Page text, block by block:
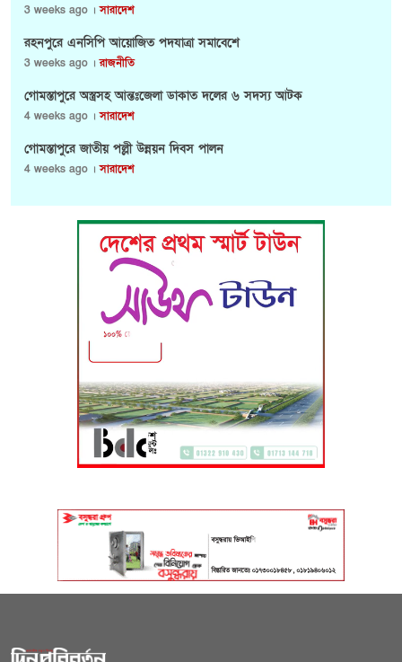
3 weeks ago ।সারাদেশ
রহনপুরে এনসিপি আয়োজিত পদযাত্রা সমাবেশে
3 weeks ago ।রাজনীতি
গোমস্তাপুরে অস্ত্রসহ আন্তঃজেলা ডাকাত দলের ৬ সদস্য আটক
4 weeks ago ।সারাদেশ
গোমস্তাপুরে জাতীয় পল্লী উন্নয়ন দিবস পালন
4 weeks ago ।সারাদেশ